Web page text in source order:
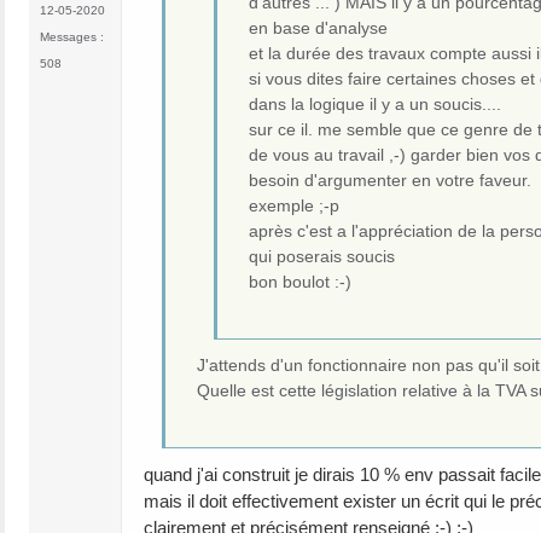
12-05-2020
Messages :
508
en base d'analyse
et la durée des travaux compte
si vous dites faire certaines choses
dans la logique il y a un soucis....
sur ce il. me semble que ce genre
de vous au travail ,-) garder bien vos
besoin d'argumenter en votre
exemple ;-p
après c'est a l'appréciation de la
qui poserais soucis
bon boulot :-)
J'attends d'un fonctionnaire non pas qu'il
Quelle est cette législation relative à la TVA
quand j'ai construit je dirais 10 % env passait
mais il doit effectivement exister un écrit qui le
clairement et précisément renseigné :-) ;-)